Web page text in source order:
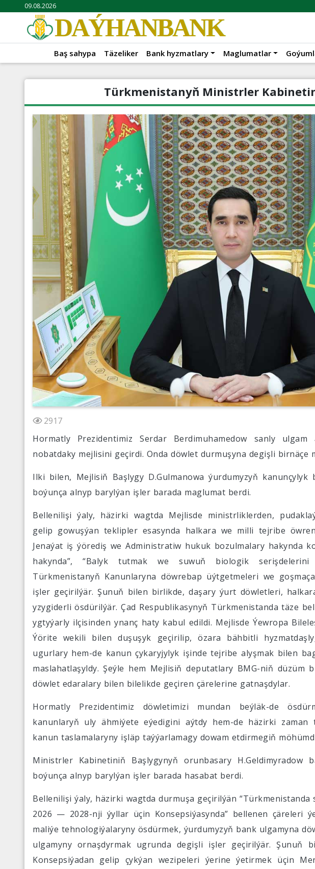
09.08.2026
DAÝHANBANK
Baş sahypa Täzeliker Bank hyzmatlary Maglumatlar
Türkmenistanyň Ministrler
2917
Hormatly Prezidentimiz Serdar Berdimuhamedow sanly
nobatdaky mejlisini geçirdi. Onda döwlet durmuşyna degişli birnäçe
Ilki bilen, Mejlisiň Başlygy D.Gulmanowa ýurdumyzyň kanunçylyk
boýunça alnyp barylýan işler barada maglumat berdi.
Bellenilişi ýaly, häzirki wagtda Mejlisde ministrliklerden,
gelip gowuşýan teklipler esasynda halkara we milli tejribe
Jenaýat iş ýörediş we Administratiw hukuk bozulmalary hakynda
hakynda”, “Balyk tutmak we suwuň biologik serişdelerini
Türkmenistanyň Kanunlaryna döwrebap üýtgetmeleri we
işler geçirilýär. Şunuň bilen birlikde, daşary ýurt döwletleri,
yzygiderli ösdürilýär. Çad Respublikasynyň Türkmenistanda täze
ygtyýarly ilçisinden ynanç haty kabul edildi. Mejlisde Ýewropa
Ýörite wekili bilen duşuşyk geçirilip, özara bähbitli
ugurlary hem-de kanun çykaryjylyk işinde tejribe alyşmak bilen
maslahatlaşyldy. Şeýle hem Mejlisiň deputatlary BMG-niň düzüm
döwlet edaralary bilen bilelikde geçiren çärelerine gatnaşdylar.
Hormatly Prezidentimiz döwletimizi mundan beýläk-de
kanunlaryň uly ähmiýete eýedigini aýtdy hem-de häzirki zaman
kanun taslamalaryny işläp taýýarlamagy dowam etdirmegiň
Ministrler Kabinetiniň Başlygynyň orunbasary H.Geldimyradow
boýunça alnyp barylýan işler barada hasabat berdi.
Bellenilişi ýaly, häzirki wagtda durmuşa geçirilýän “Türkmenistanda
2026 — 2028-nji ýyllar üçin Konsepsiýasynda” bellenen çäreleri
maliýe tehnologiýalaryny ösdürmek, ýurdumyzyň bank ulgamyna
ulgamyny ornaşdyrmak ugrunda degişli işler geçirilýär. Şunuň
Konsepsiýadan gelip çykýan wezipeleri ýerine ýetirmek üçin